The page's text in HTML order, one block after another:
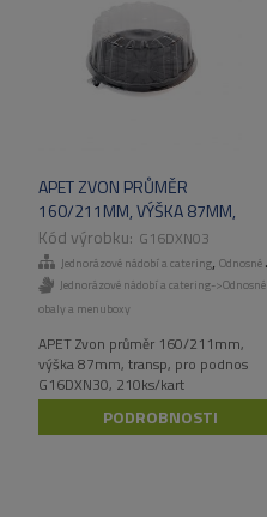
APET ZVON PRŮMĚR
160/211MM, VÝŠKA 87MM,
TRANSPARENT, PRO PODNOS
G16DXN30, 210KS/KART
G16DXN03
Jednorázové nádobí a catering,Odnosné obaly a menuboxy
Jednorázové nádobí a catering->Odnosné
obaly a menuboxy
APET Zvon průměr 160/211mm,
výška 87mm, transp, pro podnos
G16DXN30, 210ks/kart
PODROBNOSTI